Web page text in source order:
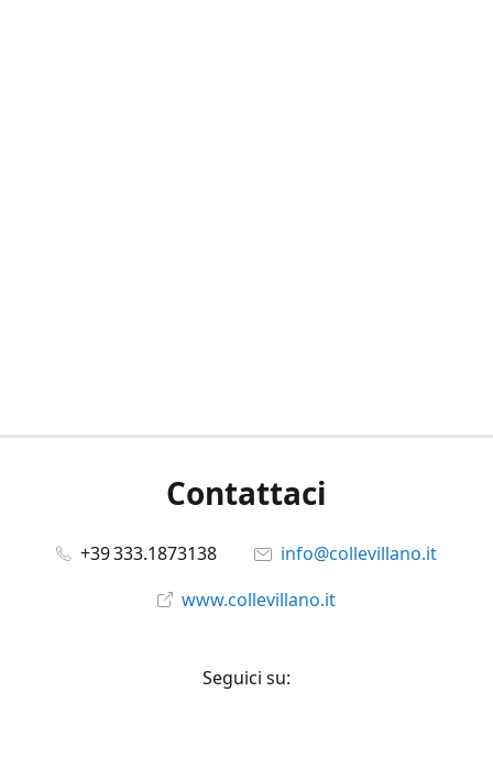
Contattaci
+39 333.1873138
info@collevillano.it
www.collevillano.it
Seguici su: